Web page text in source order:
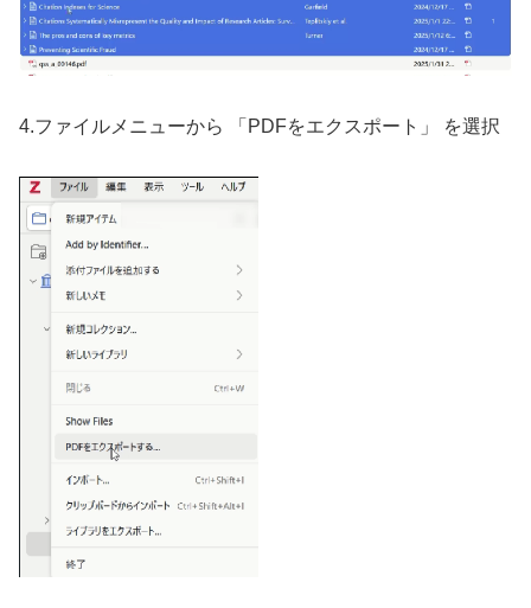
4.ファイルメニューから 「PDFをエクスポート」 を選択